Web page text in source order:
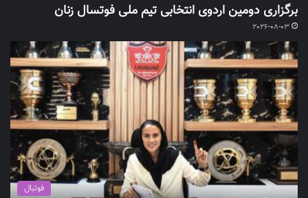
برگزاری دومین اردوی انتخابی تیم ملی فوتسال زنان
2026-08-03
فوتبال